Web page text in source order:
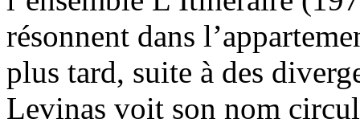
résonnent dans
plus tard, suite à des
Levinas voit son nom